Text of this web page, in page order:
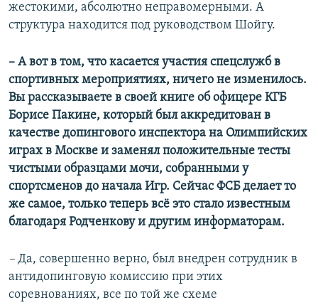
жестокими, абсолютно неправомерными. А
структура находится под руководством Шойгу.
– А вот в том, что касается участия спецслужб в
спортивных мероприятиях, ничего не изменилось.
Вы рассказываете в своей книге об офицере КГБ
Борисе Пакине, который был аккредитован в
качестве допингового инспектора на Олимпийских
играх в Москве и заменял положительные тесты
чистыми образцами мочи, собранными у
спортсменов до начала Игр. Сейчас ФСБ делает то
же самое, только теперь всё это стало известным
благодаря Родченкову и другим информаторам.
– Да, совершенно верно, был внедрен сотрудник в
антидопинговую комиссию при этих
соревнованиях, все по той же схеме